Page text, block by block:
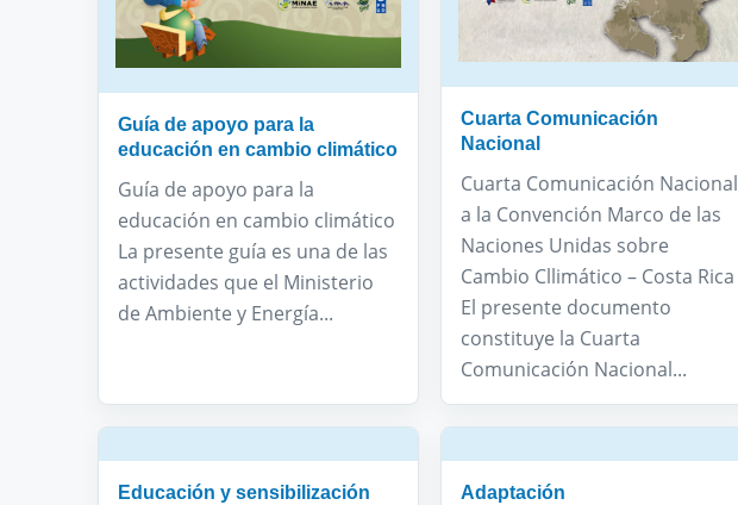
Guía de apoyo para la
educación en cambio climático
Guía de apoyo para la
educación en cambio climático
La presente guía es una de las
actividades que el Ministerio
de Ambiente y Energía...
Cuarta Comunicación
Nacional
Cuarta Comunicación Nacional
a la Convención Marco de las
Naciones Unidas sobre
Cambio Cllimático – Costa Rica
El presente documento
constituye la Cuarta
Comunicación Nacional...
Educación y sensibilización
Adaptación